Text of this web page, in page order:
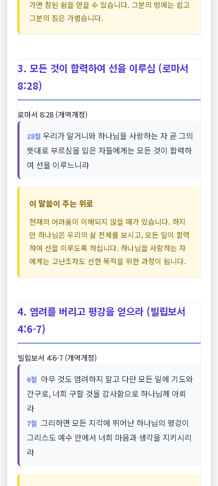
가면 참된 쉼을 얻을 수 있습니다. 그분의 멍에는 쉽고
그분의 짐은 가볍습니다.
3. 모든 것이 합력하여 선을 이루심 (로마서
8:28)
로마서 8:28 (개역개정)
28절 우리가 알거니와 하나님을 사랑하는 자 곧 그의
뜻대로 부르심을 입은 자들에게는 모든 것이 합력하
여 선을 이루느니라
이 말씀이 주는 위로
현재의 어려움이 이해되지 않을 때가 있습니다. 하지
만 하나님은 우리의 삶 전체를 보시고, 모든 일이 합력
하여 선을 이루도록 하십니다. 하나님을 사랑하는 자
에게는 고난조차도 선한 목적을 위한 과정이 됩니다.
4. 염려를 버리고 평강을 얻으라 (빌립보서
4:6-7)
빌립보서 4:6-7 (개역개정)
6절 아무 것도 염려하지 말고 다만 모든 일에 기도와
간구로, 너희 구할 것을 감사함으로 하나님께 아뢰
라
7절 그리하면 모든 지각에 뛰어난 하나님의 평강이
그리스도 예수 안에서 너희 마음과 생각을 지키시리
라